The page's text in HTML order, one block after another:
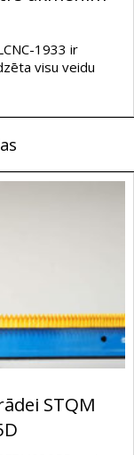
1933 ir
visu veidu
STQM